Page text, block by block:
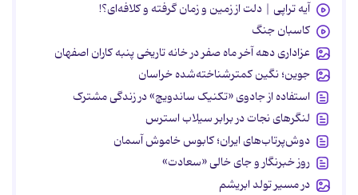
آیه تراپی | دلت از زمین و زمان گرفته و کلافه‌ای؟!
کاسبان جنگ
عزاداری دهه آخر ماه صفر در خانه تاریخی پنبه کاران اصفهان
جوین؛ نگین کمترشناخته‌شده خراسان
استفاده از جادوی «تکنیک ساندویچ» در زندگی مشترک
لنگرهای نجات در برابر سیلاب استرس
دوش‌پرتاب‌های ایران؛ کابوس خاموش آسمان
روز خبرنگار و جای خالی «سعادت»
در مسیر تولد ابریشم